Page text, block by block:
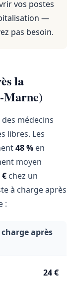
vos postes
—
pas besoin.
la
Marne)
des médecins
libres. Les
48 % en
moyen
€ chez un
à charge après
:
charge après
24 €